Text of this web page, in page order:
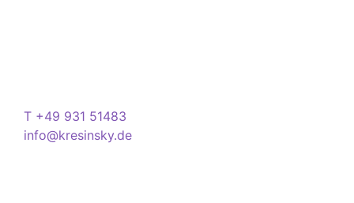
T +49 931 51483
info@kresinsky.de